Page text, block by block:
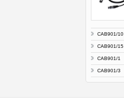
CAB901/10
CAB901/15
CAB901/1
CAB901/3